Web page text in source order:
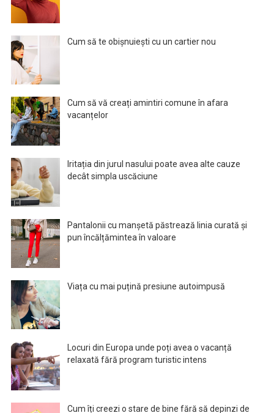
Cum să te obișnuiești cu un cartier nou
Cum să vă creați amintiri comune în afara
vacanțelor
Iritația din jurul nasului poate avea alte cauze
decât simpla uscăciune
Pantalonii cu manșetă păstrează linia curată și
pun încălțămintea în valoare
Viața cu mai puțină presiune autoimpusă
Locuri din Europa unde poți avea o vacanță
relaxată fără program turistic intens
Cum îți creezi o stare de bine fără să depinzi de